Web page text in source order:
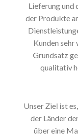
Lieferung und
der Produkte
Kunden sehr
Grundsatz
qualitativ
Unser Ziel ist
der Länder
über eine